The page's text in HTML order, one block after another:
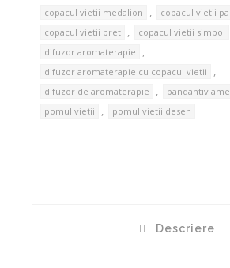
copacul vietii medalion , copacul vietii
copacul vietii pret , copacul vietii simbol
difuzor aromaterapie ,
difuzor aromaterapie cu copacul vietii ,
difuzor de aromaterapie , pandantiv
pomul vietii , pomul vietii desen
Descriere